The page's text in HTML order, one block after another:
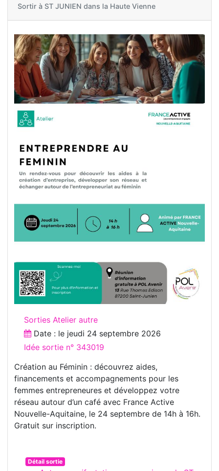
Sortir à ST JUNIEN dans la Haute Vienne
Sorties Atelier autre
Date : le jeudi 24 septembre 2026
Idée sortie n° 343019
Création au Féminin : découvrez aides,
financements et accompagnements pour les
femmes entrepreneures et développez votre
réseau autour d’un café avec France Active
Nouvelle-Aquitaine, le 24 septembre de 14h à 16h.
Gratuit sur inscription.
Détail sortie